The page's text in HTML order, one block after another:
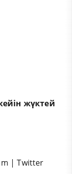
жүктей
|Twitter